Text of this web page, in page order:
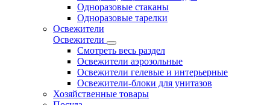
Одноразовые стаканы
Одноразовые тарелки
Освежители
Освежители
Смотреть весь раздел
Освежители аэрозольные
Освежители гелевые и интерьерные
Освежители-блоки для унитазов
Хозяйственные товары